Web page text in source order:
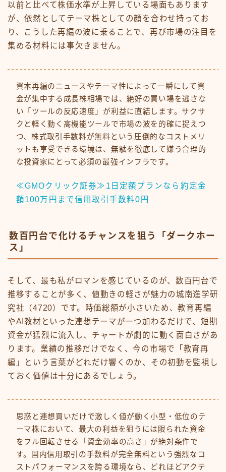
以前と比べて株価水準が上昇している場面もあります
が、依然としてテーマ株としての顔を合わせ持ってお
り、こうした再編の波に乗ることで、再び市場の注目を
集める材料には事欠きません。
資本再編のニュースやテーマ性によって一瞬にして資
金が集中する成長株相場では、絶好の買い場を逃さな
い「ツールの反応速度」が利益に直結します。サクサ
クと軽く動く高機能ツールで市場の波を的確に捉えつ
つ、株式取引手数料が無料という圧倒的なコストメリ
ットも享受できる環境は、無駄を徹底して嫌う合理的
な投資家にとって必須の最強インフラです。
≪GMOクリック証券≫1日定額プランなら約定金
額100万円まで信用取引手数料0円
数百円台で化けるチャンスを狙う「ダークホー
ス」
そして、最も私がロマンを感じているのが、数百円台で
推移することが多く、値動きの軽さが魅力の城南進学研
究社（4720）です。時価総額が小さいため、教育再編
やAI教材といった連想テーマが一つ加わるだけで、短期
資金が猛烈に流入し、チャートが劇的に動く面白さがあ
ります。業績の推移だけでなく、今の市場で「教育再
編」という言葉がどれだけ響くのか、その初動を監視し
ておく価値は十分にあるでしょう。
思惑と連想買いだけで激しく値が動く小型・低位のテ
ーマ株において、最大の利益を狙うには限られた資金
をフル回転させる「資金効率の高さ」が絶対条件で
す。国内信用取引の手数料が完全無料という強烈なコ
ストパフォーマンスを誇る環境なら、どれほどアクテ